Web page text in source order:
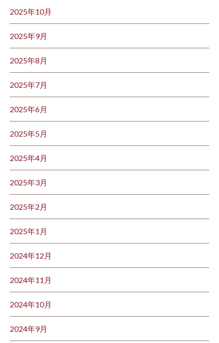
2025年10月
2025年9月
2025年8月
2025年7月
2025年6月
2025年5月
2025年4月
2025年3月
2025年2月
2025年1月
2024年12月
2024年11月
2024年10月
2024年9月